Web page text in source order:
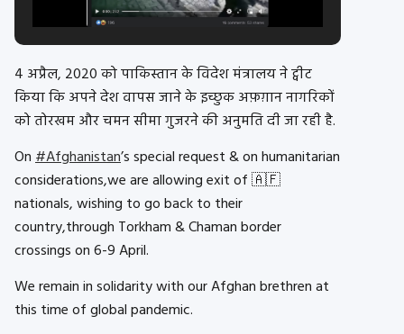
4 अप्रैल, 2020 को पाकिस्तान के विदेश मंत्रालय ने ट्वीट
किया कि अपने देश वापस जाने के इच्छुक अफ़ग़ान नागरिकों
को तोरखम और चमन सीमा गुजरने की अनुमति दी जा रही है.
On#Afghanistan’s special request & on humanitarian
considerations,we are allowing exit of 🇦🇫
nationals, wishing to go back to their
country,through Torkham & Chaman border
crossings on 6-9 April.
We remain in solidarity with our Afghan brethren at
this time of global pandemic.